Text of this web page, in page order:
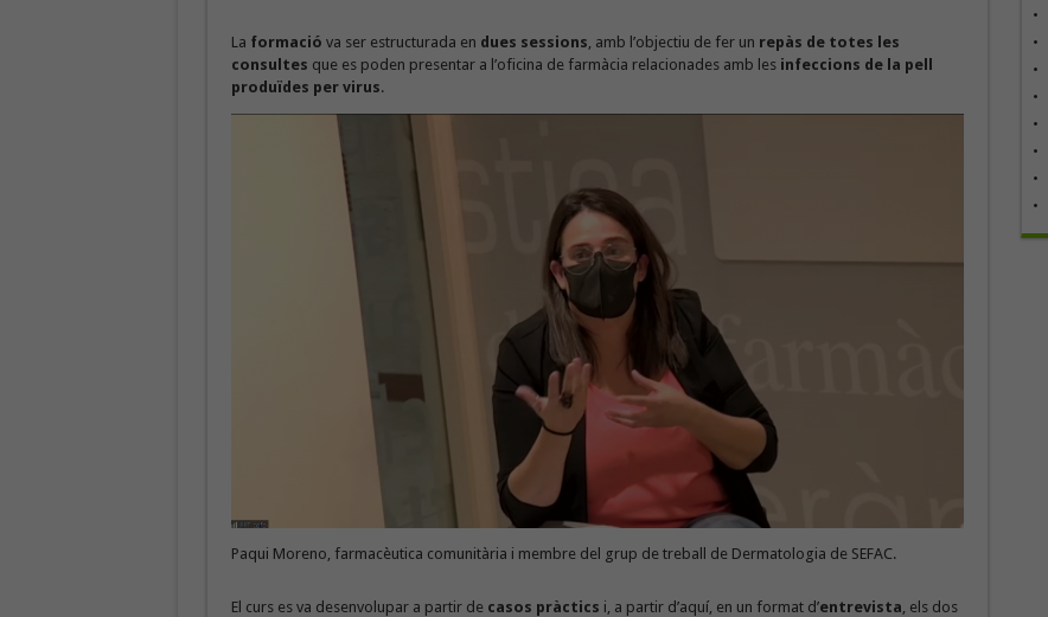
La formació va ser estructurada en dues sessions , amb l’objectiu de fer un repàs de totes les
consultes que es poden presentar a l’oficina de farmàcia relacionades amb les infeccions de la pell
produïdes per virus.
Paqui Moreno, farmacèutica comunitària i membre del grup de treball de Dermatologia de SEFAC.
El curs es va desenvolupar a partir de casos pràctics i, a partir d’aquí, en un format d’entrevista , els dos